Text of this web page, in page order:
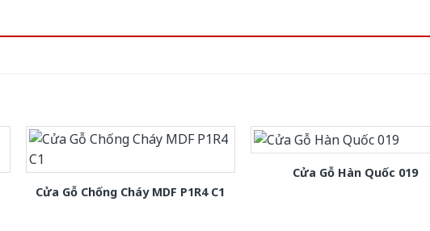
Cửa Gỗ Chống Cháy MDF P1R4 C1
Cửa Gỗ Hàn Quốc 019